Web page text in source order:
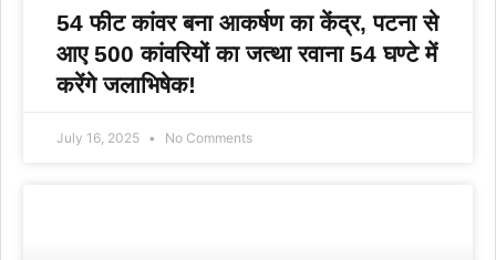
54 फीट कांवर बना आकर्षण का केंद्र, पटना से
आए 500 कांवरियों का जत्था रवाना 54 घण्टे में
करेंगे जलाभिषेक!
July 16, 2025 No Comments